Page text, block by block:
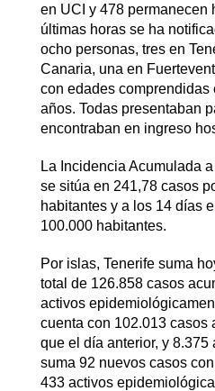
en UCI y 478 permanecen
últimas horas se ha
ocho personas, tres en
Canaria, una en
con edades comprendidas
años. Todas presentaban
encontraban en ingreso
La Incidencia Acumulada
se sitúa en 241,78 casos
habitantes y a los 14 días
100.000 habitantes.
Por islas, Tenerife suma
total de 126.858 casos
activos
cuenta con 102.013 casos
que el día anterior, y 8.375
suma 92 nuevos casos
433 activos